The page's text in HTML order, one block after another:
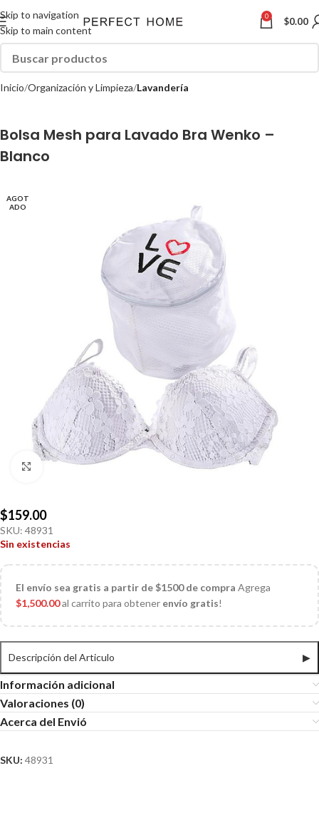
Skip to navigation
Skip to main content
0 $0.00
Inicio Organización y Limpieza Lavandería
Bolsa Mesh para Lavado Bra Wenko –
Blanco
AGOT
ADO
Click to enlarge
$159.00
SKU: 48931
Sin existencias
El envío sea gratis a partir de $1500 de compra Agrega
$1,500.00al carrito para obtener envío gratis!
Descripción del Articulo ▶
Información adicional
Valoraciones (0)
Acerca del Envió
SKU: 48931